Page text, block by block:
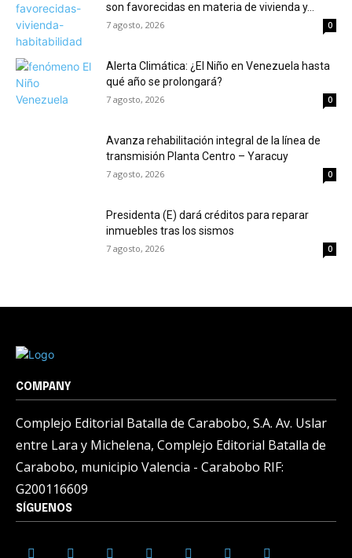
son favorecidas en materia de vivienda y...
7 agosto, 2026 0
Alerta Climática: ¿El Niño en Venezuela hasta
qué año se prolongará?
7 agosto, 2026 0
Avanza rehabilitación integral de la línea de
transmisión Planta Centro – Yaracuy
7 agosto, 2026 0
Presidenta (E) dará créditos para reparar
inmuebles tras los sismos
7 agosto, 2026 0
COMPANY
Complejo Editorial Batalla de Carabobo, S.A. Av. Uslar
entre Lara y Michelena, Complejo Editorial Batalla de
Carabobo, municipio Valencia - Carabobo RIF:
G200116609
SÍGUENOS